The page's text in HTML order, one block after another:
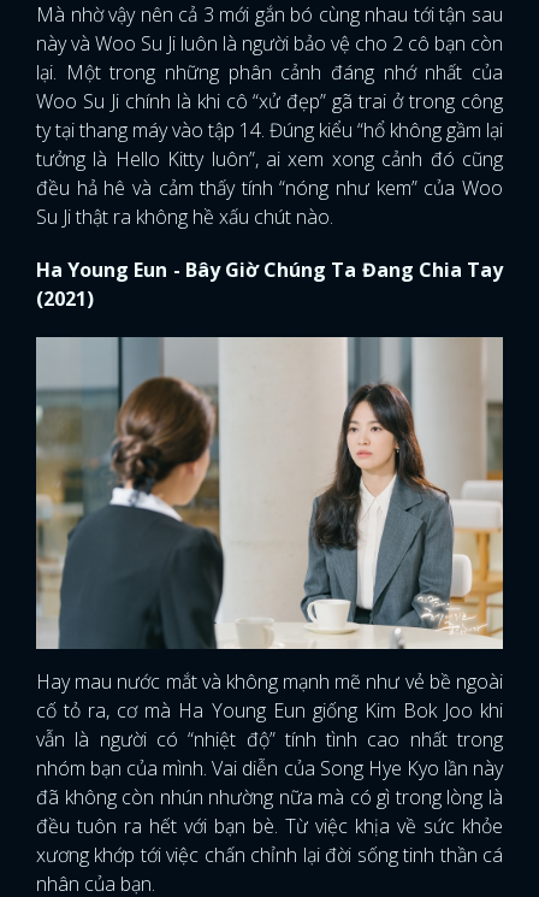
Mà nhờ vậy nên cả 3 mới gắn bó cùng nhau tới tận sau
này và Woo Su Ji luôn là người bảo vệ cho 2 cô bạn còn
lại. Một trong những phân cảnh đáng nhớ nhất của
Woo Su Ji chính là khi cô “xử đẹp” gã trai ở trong công
ty tại thang máy vào tập 14. Đúng kiểu “hổ không gầm lại
tưởng là Hello Kitty luôn”, ai xem xong cảnh đó cũng
đều hả hê và cảm thấy tính “nóng như kem” của Woo
Su Ji thật ra không hề xấu chút nào.
Ha Young Eun - Bây Giờ Chúng Ta Đang Chia Tay
(2021)
Hay mau nước mắt và không mạnh mẽ như vẻ bề ngoài
cố tỏ ra, cơ mà Ha Young Eun giống Kim Bok Joo khi
vẫn là người có “nhiệt độ” tính tình cao nhất trong
nhóm bạn của mình. Vai diễn của Song Hye Kyo lần này
đã không còn nhún nhường nữa mà có gì trong lòng là
đều tuôn ra hết với bạn bè. Từ việc khịa về sức khỏe
xương khớp tới việc chấn chỉnh lại đời sống tinh thần cá
nhân của bạn.